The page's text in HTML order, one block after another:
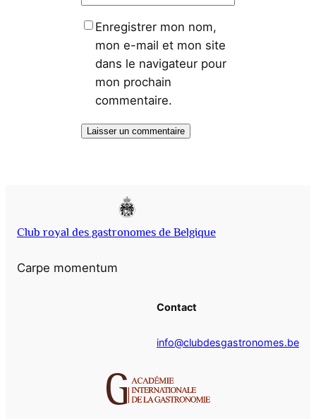
Enregistrer mon nom,
mon e-mail et mon site
dans le navigateur pour
mon prochain
commentaire.
Club royal des gastronomes de Belgique
Carpe momentum
Contact
info@clubdesgastronomes.be